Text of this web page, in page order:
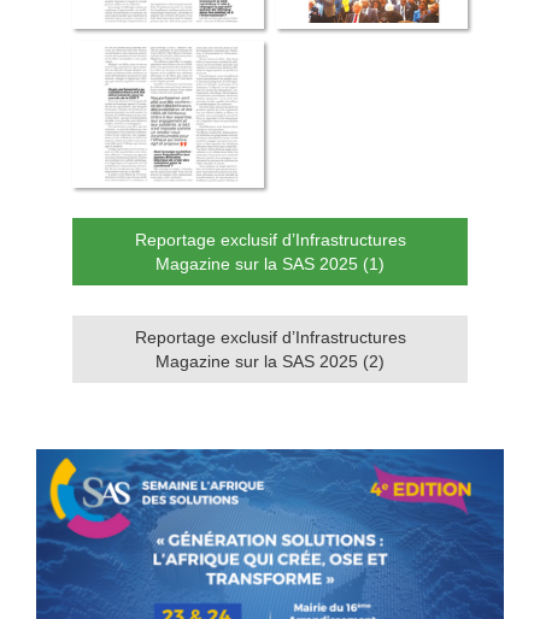
Reportage exclusif d’Infrastructures
Magazine sur la SAS 2025 (1)
Reportage exclusif d’Infrastructures
Magazine sur la SAS 2025 (2)